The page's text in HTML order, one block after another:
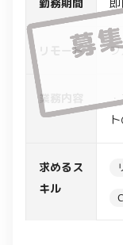
リモート
業務内容
求めるス
キル